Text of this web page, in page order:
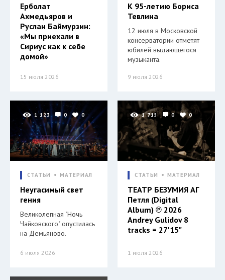
Ерболат
Ахмедьяров и
Руслан Баймурзин:
«Мы приехали в
Сириус как к себе
домой»
15 июля 2026
К 95-летию Бориса
Тевлина
12 июля в Московской
консерватории отметят
юбилей выдающегося
музыканта.
9 июля 2026
1 123 0 0
СТАТЬИ МАТЕРИАЛ
Неугасимый свет
гения
Великолепная "Ночь
Чайковского" опустилась
на Демьяново.
6 июля 2026
1 715 0 0
СТАТЬИ МАТЕРИАЛ
ТЕАТР БЕЗУМИЯ АГ
Петля (Digital
Album) ℗ 2026
Andrey Gulidov 8
tracks = 27'15"
1 июля 2026